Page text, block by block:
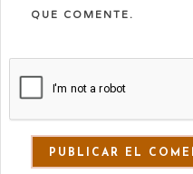
QUE COMENTE.